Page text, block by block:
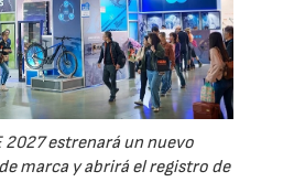
2027 estrenará un nuevo
marca y abrirá el registro de